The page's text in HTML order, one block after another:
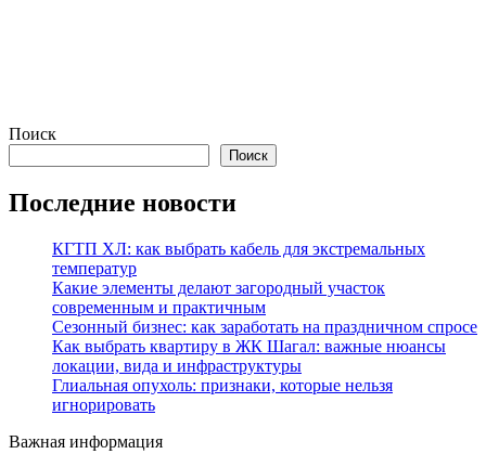
Поиск
Поиск
Последние новости
КГТП ХЛ: как выбрать кабель для экстремальных
температур
Какие элементы делают загородный участок
современным и практичным
Сезонный бизнес: как заработать на праздничном спросе
Как выбрать квартиру в ЖК Шагал: важные нюансы
локации, вида и инфраструктуры
Глиальная опухоль: признаки, которые нельзя
игнорировать
Важная информация